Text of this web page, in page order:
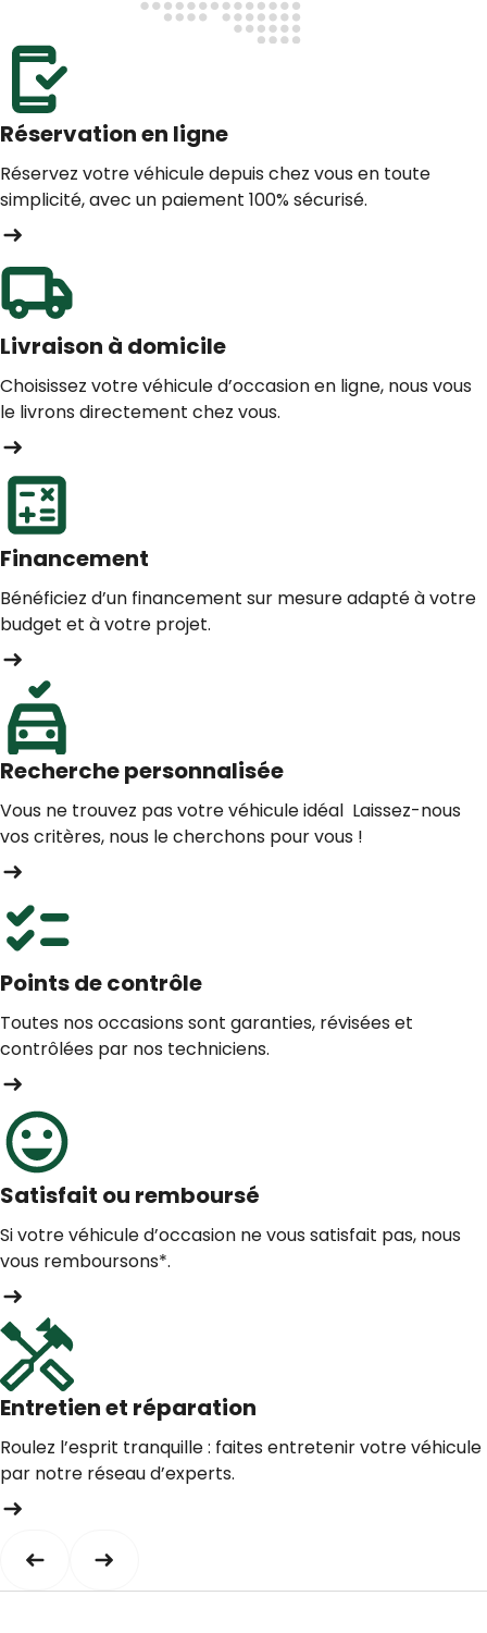
Réservation en ligne
Réservez votre véhicule depuis chez vous en toute
simplicité, avec un paiement 100% sécurisé.
Livraison à domicile
Choisissez votre véhicule d’occasion en ligne, nous vous
le livrons directement chez vous.
Financement
Bénéficiez d’un financement sur mesure adapté à votre
budget et à votre projet.
Recherche personnalisée
Vous ne trouvez pas votre véhicule idéal Laissez-nous
vos critères, nous le cherchons pour vous !
Points de contrôle
Toutes nos occasions sont garanties, révisées et
contrôlées par nos techniciens.
Satisfait ou remboursé
Si votre véhicule d’occasion ne vous satisfait pas, nous
vous remboursons*.
Entretien et réparation
Roulez l’esprit tranquille : faites entretenir votre véhicule
par notre réseau d’experts.